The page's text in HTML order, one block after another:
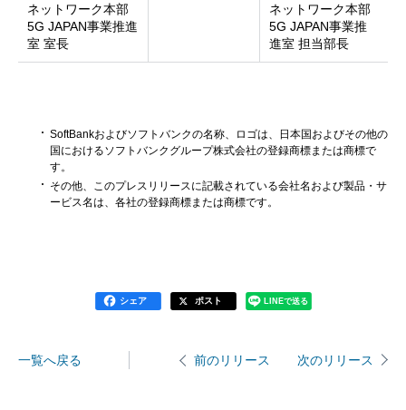
ネットワーク本部
5G JAPAN事業推進
室 室長
ネットワーク本部
5G JAPAN事業推
進室 担当部長
SoftBankおよびソフトバンクの名称、ロゴは、日本国およびその他の
国におけるソフトバンクグループ株式会社の登録商標または商標で
す。
その他、このプレスリリースに記載されている会社名および製品・サ
ービス名は、各社の登録商標または商標です。
シェア ポスト LINEで送る
一覧へ戻る 前のリリース 次のリリース